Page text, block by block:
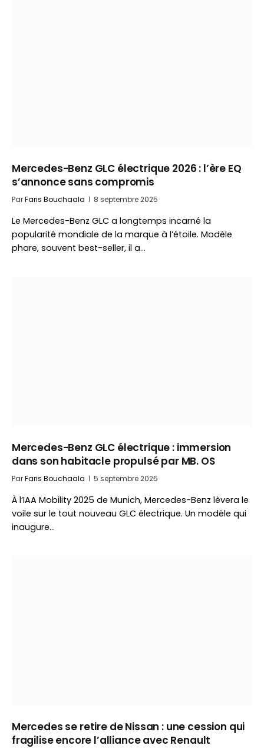
Mercedes-Benz GLC électrique 2026 : l’ère EQ
s’annonce sans compromis
ParFaris Bouchaala 8 septembre 2025
Le Mercedes-Benz GLC a longtemps incarné la
popularité mondiale de la marque à l’étoile. Modèle
phare, souvent best-seller, il a…
Mercedes-Benz GLC électrique : immersion
dans son habitacle propulsé par MB. OS
ParFaris Bouchaala 5 septembre 2025
À l’IAA Mobility 2025 de Munich, Mercedes-Benz lèvera le
voile sur le tout nouveau GLC électrique. Un modèle qui
inaugure…
Mercedes se retire de Nissan : une cession qui
fragilise encore l’alliance avec Renault